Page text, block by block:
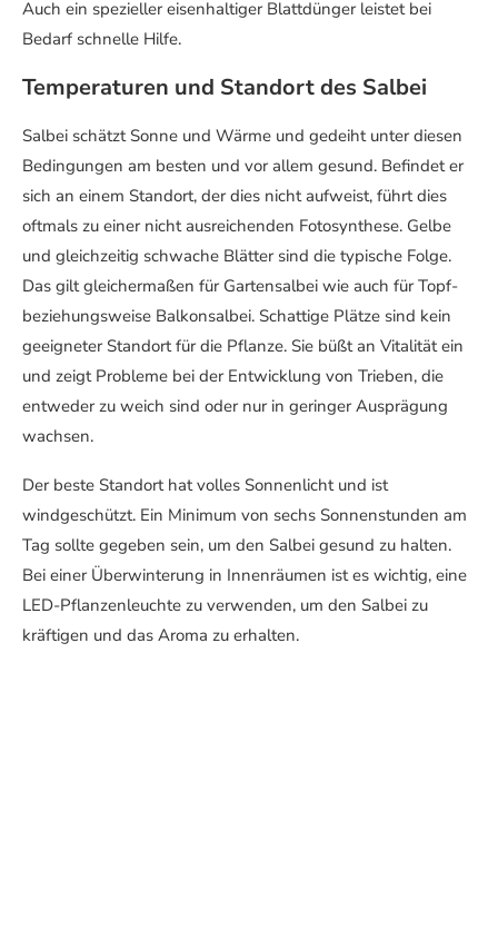
Auch ein spezieller eisenhaltiger Blattdünger leistet bei
Bedarf schnelle Hilfe.
Temperaturen und Standort des Salbei
Salbei schätzt Sonne und Wärme und gedeiht unter diesen
Bedingungen am besten und vor allem gesund. Befindet er
sich an einem Standort, der dies nicht aufweist, führt dies
oftmals zu einer nicht ausreichenden Fotosynthese. Gelbe
und gleichzeitig schwache Blätter sind die typische Folge.
Das gilt gleichermaßen für Gartensalbei wie auch für Topf-
beziehungsweise Balkonsalbei. Schattige Plätze sind kein
geeigneter Standort für die Pflanze. Sie büßt an Vitalität ein
und zeigt Probleme bei der Entwicklung von Trieben, die
entweder zu weich sind oder nur in geringer Ausprägung
wachsen.
Der beste Standort hat volles Sonnenlicht und ist
windgeschützt. Ein Minimum von sechs Sonnenstunden am
Tag sollte gegeben sein, um den Salbei gesund zu halten.
Bei einer Überwinterung in Innenräumen ist es wichtig, eine
LED-Pflanzenleuchte zu verwenden, um den Salbei zu
kräftigen und das Aroma zu erhalten.